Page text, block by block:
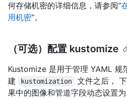
何存储机密的详细信息，请参阅“
用机密”。
（可选）配置 kustomize
Kustomize 是用于管理 YAML 规
建
kustomization
文件之后，
果中的图像和管道字段动态设置为